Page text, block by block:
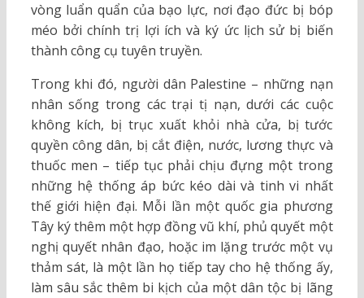
vòng luẩn quẩn của bạo lực, nơi đạo đức bị bóp
méo bởi chính trị lợi ích và ký ức lịch sử bị biến
thành công cụ tuyên truyền.
Trong khi đó, người dân Palestine – những nạn
nhân sống trong các trại tị nạn, dưới các cuộc
không kích, bị trục xuất khỏi nhà cửa, bị tước
quyền công dân, bị cắt điện, nước, lương thực và
thuốc men – tiếp tục phải chịu đựng một trong
những hệ thống áp bức kéo dài và tinh vi nhất
thế giới hiện đại. Mỗi lần một quốc gia phương
Tây ký thêm một hợp đồng vũ khí, phủ quyết một
nghị quyết nhân đạo, hoặc im lặng trước một vụ
thảm sát, là một lần họ tiếp tay cho hệ thống ấy,
làm sâu sắc thêm bi kịch của một dân tộc bị lãng